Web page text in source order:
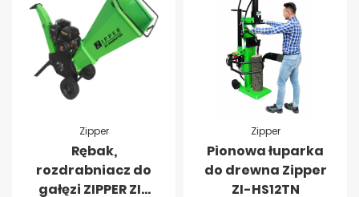
Zipper
Rębak,
rozdrabniacz do
gałęzi ZIPPER ZI-
Zipper
Pionowa łuparka
do drewna Zipper
ZI-HS12TN